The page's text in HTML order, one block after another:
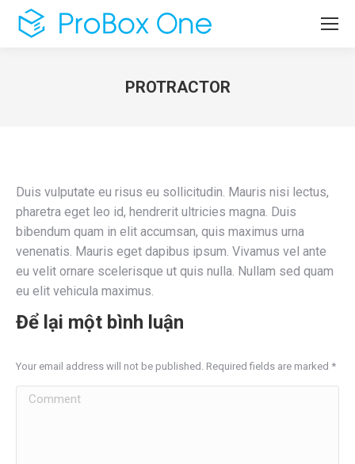
PROTRACTOR
Duis vulputate eu risus eu sollicitudin. Mauris nisi lectus,
pharetra eget leo id, hendrerit ultricies magna. Duis
bibendum quam in elit accumsan, quis maximus urna
venenatis. Mauris eget dapibus ipsum. Vivamus vel ante
eu velit ornare scelerisque ut quis nulla. Nullam sed quam
eu elit vehicula maximus.
Để lại một bình luận
Your email address will not be published. Required fields are marked *
Comment